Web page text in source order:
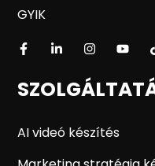
GYIK
AI videó készítés